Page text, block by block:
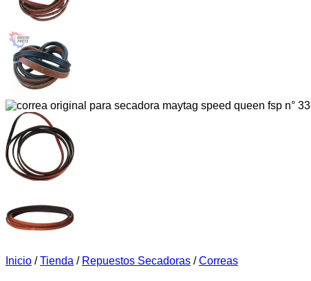
Inicio / Tienda / Repuestos Secadoras / Correas